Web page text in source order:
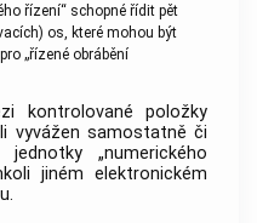
řízení“ schopné řídit pět
os, které mohou být
„řízené obrábění
kontrolované položky
vyvážen samostatně či
„numerického
jiném elektronickém